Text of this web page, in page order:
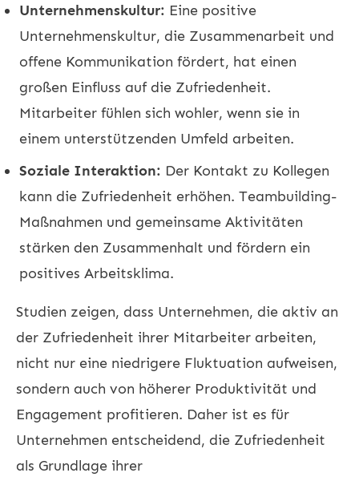
Unternehmenskultur: Eine positive
Unternehmenskultur, die Zusammenarbeit und
offene Kommunikation fördert, hat einen
großen Einfluss auf die Zufriedenheit.
Mitarbeiter fühlen sich wohler, wenn sie in
einem unterstützenden Umfeld arbeiten.
Soziale Interaktion: Der Kontakt zu Kollegen
kann die Zufriedenheit erhöhen. Teambuilding-
Maßnahmen und gemeinsame Aktivitäten
stärken den Zusammenhalt und fördern ein
positives Arbeitsklima.
Studien zeigen, dass Unternehmen, die aktiv an
der Zufriedenheit ihrer Mitarbeiter arbeiten,
nicht nur eine niedrigere Fluktuation aufweisen,
sondern auch von höherer Produktivität und
Engagement profitieren. Daher ist es für
Unternehmen entscheidend, die Zufriedenheit
als Grundlage ihrer